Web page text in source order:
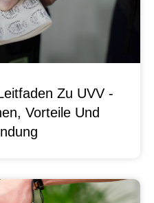
Zu UVV -
Vorteile Und